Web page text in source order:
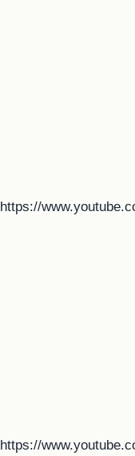
https://
https://